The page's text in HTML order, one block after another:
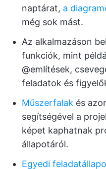
naptárat, a
még sok mást.
Az alkalmazáson
funkciók, mint
@említések,
feladatok és
Műszerfalak és
segítségével a
képet kaphatnak
állapotáról.
Egyedi